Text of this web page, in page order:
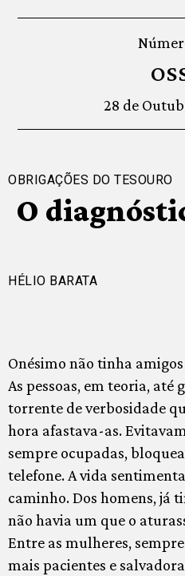
28 de
OBRIGAÇÕES DO TESOURO
O
HÉLIO BARATA
Onésimo não tinha
As pessoas, em teoria, até
torrente de verbosidade
hora afastava-as.
sempre ocupadas,
telefone. A vida
caminho. Dos homens, já
não havia um que o
Entre as mulheres,
mais pacientes e